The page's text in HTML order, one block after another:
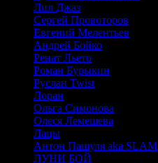
Лил Джаз
Сергей Провоторов
Евгений Мелентьев
Андрей Бойко
Ренат Льето
Роман Бурыкин
Руслан Twist
Лоран
Ольга Симонова
Олеся Лемешева
Лацы
Антон Пашуля aka SLAM
ЛУНИ БОЙ